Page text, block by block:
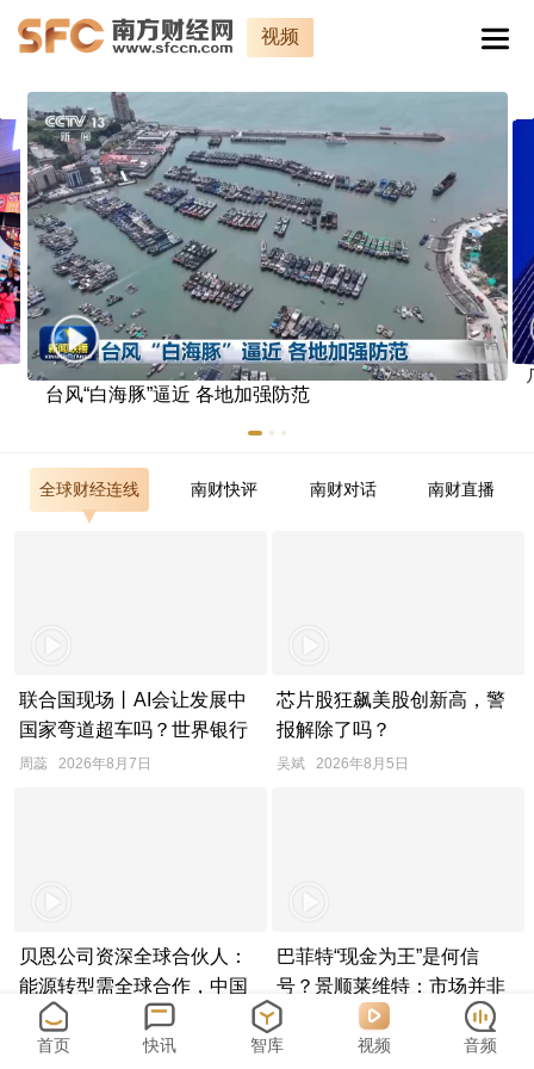
视频
台风“白海豚”逼近 各地加强防范
全球财经连线 南财快评 南财对话 南财直播
联合国现场丨AI会让发展中
国家弯道超车吗？世界银行
最新判断
周蕊 2026年8月7日
芯片股狂飙美股创新高，警
报解除了吗？
吴斌 2026年8月5日
贝恩公司资深全球合伙人：
能源转型需全球合作，中国
发展受关注
李依农,赵越 2026年8月4日
巴菲特“现金为王”是何信
号？景顺莱维特：市场并非
无处可投
郑青亭 2026年8月3日
首页 快讯 智库 视频 音频